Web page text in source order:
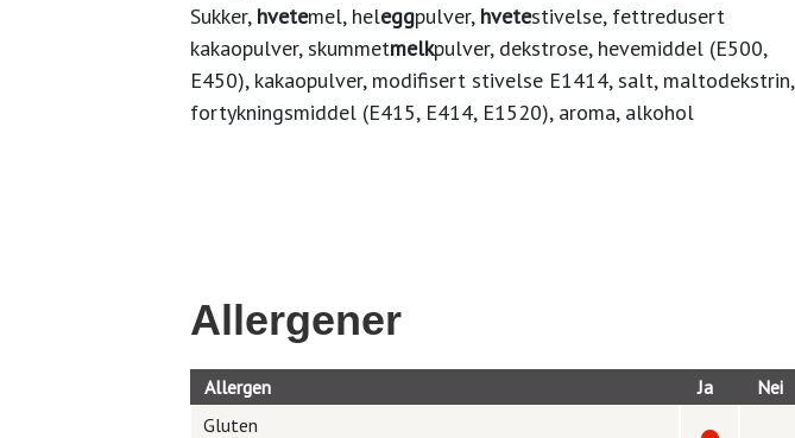
Sukker, hvetemel, heleggpulver, hvetestivelse, fettredusert
kakaopulver, skummetmelkpulver, dekstrose, hevemiddel (E500,
E450), kakaopulver, modifisert stivelse E1414, salt, maltodekstrin,
fortykningsmiddel (E415, E414, E1520), aroma, alkohol
Allergener
Allergen Ja
Nei
Gluten